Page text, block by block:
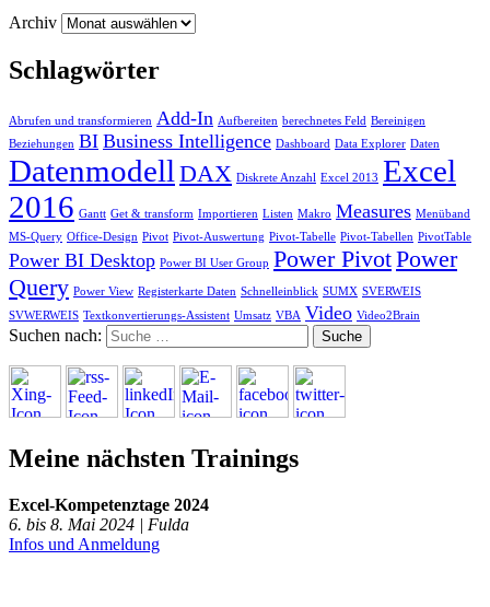
Archiv
Schlagwörter
Abrufen und transformieren Add-In Aufbereiten berechnetes Feld Bereinigen
Beziehungen BI Business Intelligence Dashboard Data Explorer Daten
Datenmodell DAX Diskrete Anzahl Excel 2013 Excel
2016 Gantt Get & transform Importieren Listen Makro Measures Menüband
MS-Query Office-Design Pivot Pivot-Auswertung Pivot-Tabelle Pivot-Tabellen PivotTable
Power BI Desktop Power BI User Group Power PivotPower
Query Power View Registerkarte Daten Schnelleinblick SUMX SVERWEIS
SVWERWEIS Textkonvertierungs-Assistent Umsatz VBA Video Video2Brain
Suchen nach:
Meine nächsten Trainings
Excel-Kompetenztage 2024
6. bis 8. Mai 2024 | Fulda
Infos und Anmeldung